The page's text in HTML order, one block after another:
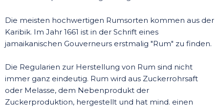
Die meisten hochwertigen Rumsorten kommen aus der
Karibik. Im Jahr 1661 ist in der Schrift eines
jamaikanischen Gouverneurs erstmalig "Rum" zu finden.
Die Regularien zur Herstellung von Rum sind nicht
immer ganz eindeutig. Rum wird aus Zuckerrohrsaft
oder Melasse, dem Nebenprodukt der
Zuckerproduktion, hergestellt und hat mind. einen